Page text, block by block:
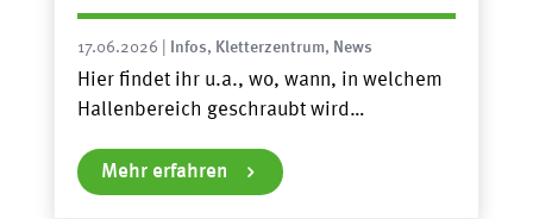
17.06.2026 Infos, Kletterzentrum, News
Hier findet ihr u.a., wo, wann, in welchem
Hallenbereich geschraubt wird…
Mehr erfahren